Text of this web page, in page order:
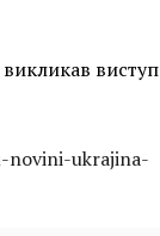
викликав виступ
novini-ukrajina-